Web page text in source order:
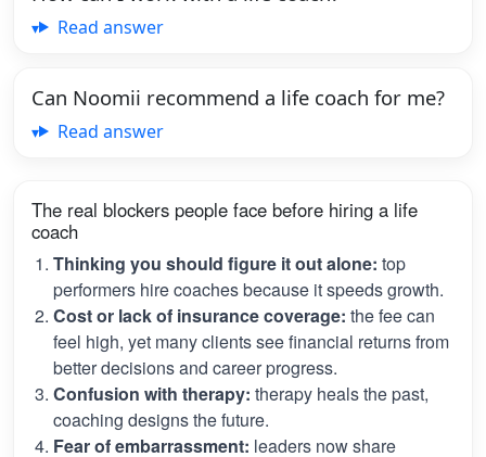
Read answer
Can Noomii recommend a life coach for me?
Read answer
The real blockers people face before hiring a life
coach
Thinking you should figure it out alone: top
performers hire coaches because it speeds growth.
Cost or lack of insurance coverage: the fee can
feel high, yet many clients see financial returns from
better decisions and career progress.
Confusion with therapy: therapy heals the past,
coaching designs the future.
Fear of embarrassment: leaders now share